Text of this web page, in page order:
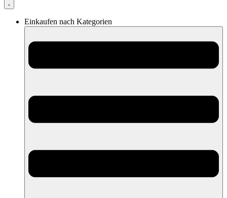
Einkaufen nach Kategorien